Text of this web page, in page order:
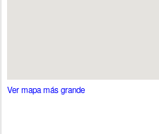
Ver mapa más grande